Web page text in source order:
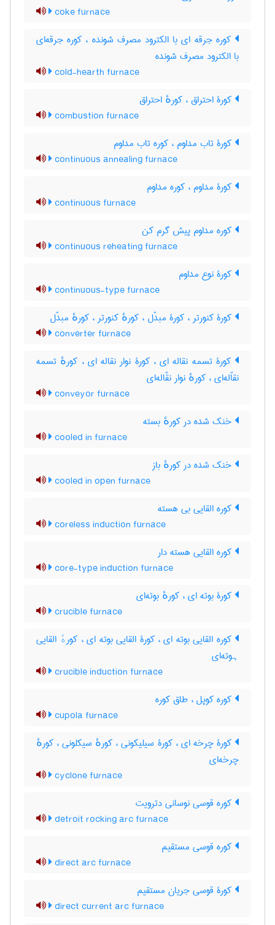
coke furnace
کوره جرقه ای با الکترود مصرف شونده ، کوره جرقه‌ای
با الکترود مصرف شونده
cold-hearth furnace
کورۀ احتراق ، کورهٔ احتراق
combustion furnace
کورۀ تاب مداوم ، کوره تاب مداوم
continuous annealing furnace
کورۀ مداوم ، کوره مداوم
continuous furnace
کوره مداوم پیش گرم کن
continuous reheating furnace
کورۀ نوع مداوم
continuous-type furnace
کورۀ کنورتر ، کورۀ مبدّل ، کورهٔ کنورتر ، کورهٔ مبدّل
converter furnace
کورۀ تسمه نقاله ای ، کورۀ نوار نقاله ای ، کورهٔ تسمه
نقاّله‌ای ، کورهٔ نوار نقّاله‌ای
conveyor furnace
خنک شده در کورهٔ بسته
cooled in furnace
خنک شده در کورهٔ باز
cooled in open furnace
کوره القایی بی هسته
coreless induction furnace
کوره القایی هسته دار
core-type induction furnace
کورۀ بوته ای ، کورهٔ بوته‌ای
crucible furnace
کوره القایی بوته ای ، کورۀ القایی بوته ای ، کورهٔ القایی
ہوته‌ای
crucible induction furnace
کوره کوپل ، طاق کوره
cupola furnace
کورۀ چرخه ای ، کورۀ سیلیکونی ، کورهٔ سیکلونی ، کورهٔ
چرخه‌ای
cyclone furnace
کوره قوسی نوسانی دترویت
detroit rocking arc furnace
کوره قوسی مستقیم
direct arc furnace
کورۀ قوسی جریان مستقیم
direct current arc furnace